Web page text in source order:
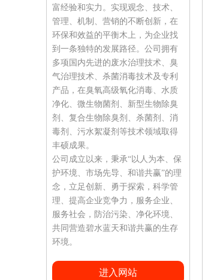
富经验和实力。实现观念、技术、
管理、机制、营销的不断创新，在
环保和效益的平衡木上，为企业找
到一条独特的发展路径。公司拥有
多项国内先进的废水治理技术、臭
气治理技术、杀菌消毒技术及专利
产品，在臭氧高级氧化消毒、水质
净化、微生物菌剂、新型生物除臭
剂、复合生物除臭剂、杀菌剂、消
毒剂、污水絮凝剂等技术领域取得
丰硕成果。
公司成立以来，秉承“以人为本、保
护环境、市场先导、和谐共赢”的理
念，立足创新、勇于探索，科学管
理、提高企业竞争力，服务企业、
服务社会，防治污染、净化环境、
共同营造碧水蓝天和谐共赢的生存
环境。
进入网站